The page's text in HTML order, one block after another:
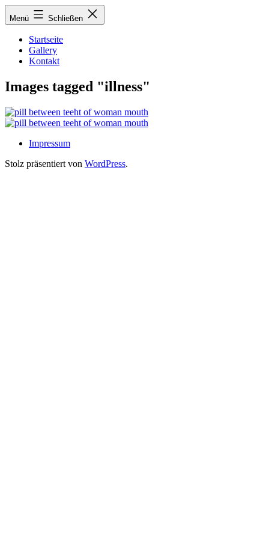
Zum
Inhalt
Menü Schließen
Startseite
Gallery
Kontakt
Images tagged "illness"
Impressum
Stolz präsentiert von WordPress.